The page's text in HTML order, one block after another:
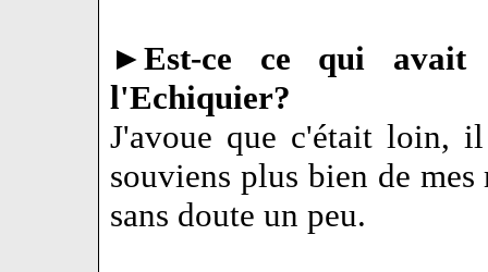
►Est-ce ce qui avait
l'Echiquier?
J'avoue que c'était loin,
souviens plus bien de
sans doute un peu.